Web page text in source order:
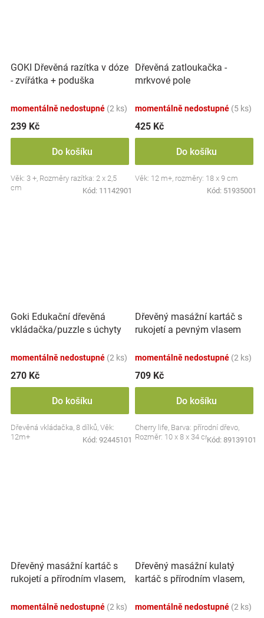
GOKI Dřevěná razítka v dóze
- zvířátka + poduška
momentálně nedostupné (2 ks)
239 Kč
Do košíku
Věk: 3 +, Rozměry razítka: 2 x 2,5
cm
Kód: 11142901
Dřevěná zatloukačka -
mrkvové pole
momentálně nedostupné (5 ks)
425 Kč
Do košíku
Věk: 12 m+, rozměry: 18 x 9 cm
Kód: 51935001
Goki Edukační dřevěná
vkládačka/puzzle s úchyty
momentálně nedostupné (2 ks)
270 Kč
Do košíku
Dřevěná vkládačka, 8 dílků, Věk:
12m+
Kód: 92445101
Dřevěný masážní kartáč s
rukojetí a pevným vlasem
momentálně nedostupné (2 ks)
709 Kč
Do košíku
Cherry life, Barva: přírodní dřevo,
Rozměr: 10 x 8 x 34 cm.Kód: 89139101
Dřevěný masážní kartáč s
rukojetí a přírodním vlasem,
momentálně nedostupné (2 ks)
Dřevěný masážní kulatý
kartáč s přírodním vlasem,
momentálně nedostupné (2 ks)